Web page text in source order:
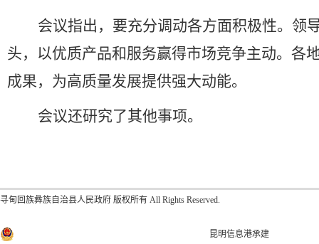
会议指出，要充分调动各方面积极性。领
头，以优质产品和服务赢得市场竞争主动。各
成果，为高质量发展提供强大动能。
会议还研究了其他事项。
寻甸回族彝族自治县人民政府 版权所有 All Rights Reserved.
昆明信息港承建